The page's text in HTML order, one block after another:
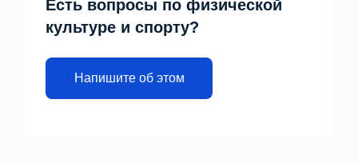
Есть вопросы по физической
культуре и спорту?
Напишите об этом